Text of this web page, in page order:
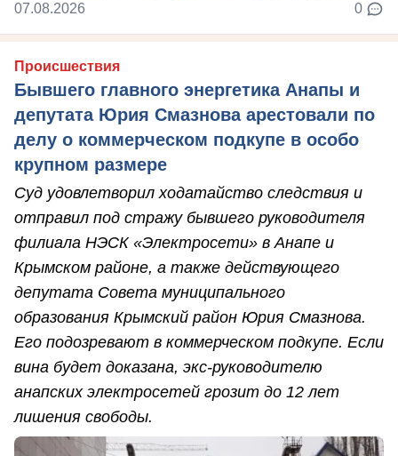
07.08.2026 0
Происшествия
Бывшего главного энергетика Анапы и
депутата Юрия Смазнова арестовали по
делу о коммерческом подкупе в особо
крупном размере
Суд удовлетворил ходатайство следствия и
отправил под стражу бывшего руководителя
филиала НЭСК «Электросети» в Анапе и
Крымском районе, а также действующего
депутата Совета муниципального
образования Крымский район Юрия Смазнова.
Его подозревают в коммерческом подкупе. Если
вина будет доказана, экс-руководителю
анапских электросетей грозит до 12 лет
лишения свободы.